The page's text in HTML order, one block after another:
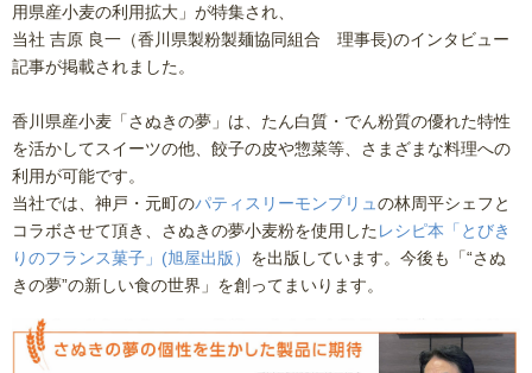
用県産小麦の利用拡大」が特集され、
当社 吉原 良一（香川県製粉製麺協同組合 理事長)のインタビュー
記事が掲載されました。
香川県産小麦「さぬきの夢」は、たん白質・でん粉質の優れた特性
を活かしてスイーツの他、餃子の皮や惣菜等、さまざまな料理への
利用が可能です。
当社では、神戸・元町のパティスリーモンプリュ の林周平シェフと
コラボさせて頂き、さぬきの夢小麦粉を使用したレシピ本「とびき
りのフランス菓子」(旭屋出版） を出版しています。今後も「“さぬ
きの夢”の新しい食の世界」を創ってまいります。